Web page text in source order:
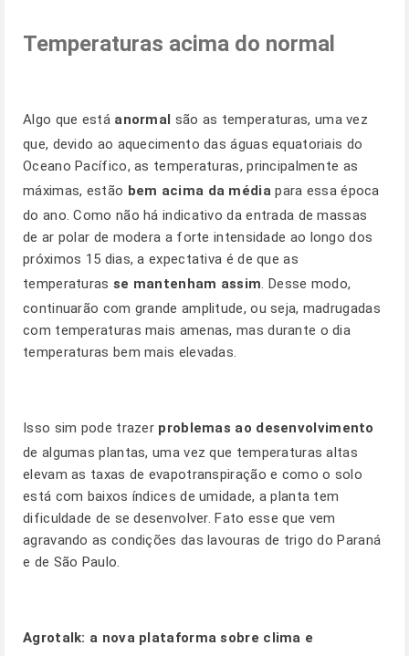
Temperaturas acima do normal
Algo que está anormal são as temperaturas, uma vez
que, devido ao aquecimento das águas equatoriais do
Oceano Pacífico, as temperaturas, principalmente as
máximas, estão bem acima da médiapara essa época
do ano. Como não há indicativo da entrada de massas
de ar polar de modera a forte intensidade ao longo dos
próximos 15 dias, a expectativa é de que as
temperaturas se mantenham assim. Desse modo,
continuarão com grande amplitude, ou seja, madrugadas
com temperaturas mais amenas, mas durante o dia
temperaturas bem mais elevadas.
Isso sim pode trazer problemas ao desenvolvimento
de algumas plantas, uma vez que temperaturas altas
elevam as taxas de evapotranspiração e como o solo
está com baixos índices de umidade, a planta tem
dificuldade de se desenvolver. Fato esse que vem
agravando as condições das lavouras de trigo do Paraná
e de São Paulo.
Agrotalk: a nova plataforma sobre clima e